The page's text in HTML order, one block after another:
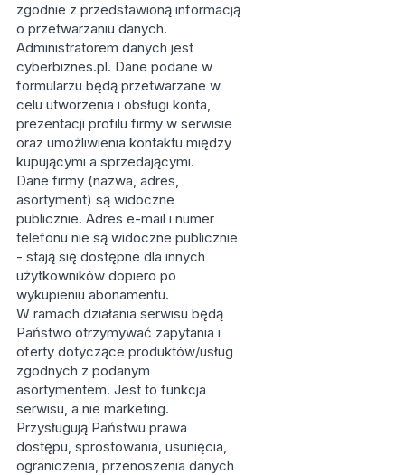
zgodnie z przedstawioną informacją
o przetwarzaniu danych.
Administratorem danych jest
cyberbiznes.pl. Dane podane w
formularzu będą przetwarzane w
celu utworzenia i obsługi konta,
prezentacji profilu firmy w serwisie
oraz umożliwienia kontaktu między
kupującymi a sprzedającymi.
Dane firmy (nazwa, adres,
asortyment) są widoczne
publicznie. Adres e-mail i numer
telefonu nie są widoczne publicznie
- stają się dostępne dla innych
użytkowników dopiero po
wykupieniu abonamentu.
W ramach działania serwisu będą
Państwo otrzymywać zapytania i
oferty dotyczące produktów/usług
zgodnych z podanym
asortymentem. Jest to funkcja
serwisu, a nie marketing.
Przysługują Państwu prawa
dostępu, sprostowania, usunięcia,
ograniczenia, przenoszenia danych